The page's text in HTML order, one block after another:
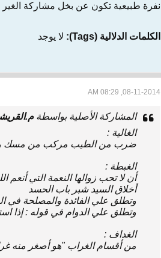
نفرة طبيعية تكون‌ ‌عن‌ بخل‌ مشاركة
الكلمات الدلالية (Tags): لا يوجد
08-11-2014, 08:29 AM
المشاركة الأصلية بواسطة
الغالية :
ضرب‌ ‌من‌ الطيب‌ مركب‌ ‌من‌ مسك‌
الغبطة :
‌أن‌ ‌لا‌ تحب‌ زوالها النعمة ‌التي‌
أخلاق‌ السيد شبر باب‌ الحسد
وتطلق‌ ‌علي‌ الفائدة والمصلحة ‌في‌
وتطلق‌ ‌علي‌ الدوام‌ ‌في‌ ‌قوله‌ : ‌إذا‌
الغداف‌ :
‌من‌ أقسام‌ الغراب‌ "‌هو‌ أصغر ‌منه‌